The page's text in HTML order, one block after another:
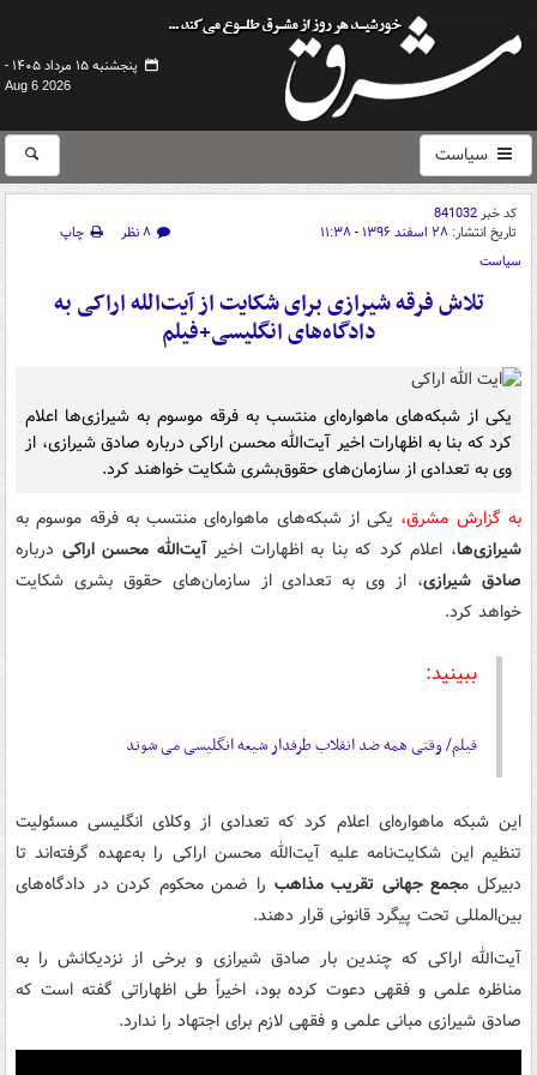
پنجشنبه ۱۵ مرداد ۱۴۰۵ -
Aug 6 2026
سیاست
کد خبر841032
تاریخ انتشار: ۲۸ اسفند ۱۳۹۶ - ۱۱:۳۸ ۸ نظر
چاپ
سیاست
تلاش فرقه شیرازی برای شکایت از آیت‌الله اراکی به
دادگاه‌های انگلیسی+فیلم
یکی از شبکه‌های ماهواره‌ای منتسب به فرقه موسوم به شیرازی‌ها اعلام
کرد که بنا به اظهارات اخیر آیت‌الله محسن اراکی درباره صادق شیرازی، از
وی به تعدادی از سازمان‌های حقوق‌بشری شکایت خواهند کرد.
به گزارش مشرق، یکی از شبکه‌های ماهواره‌ای منتسب به فرقه موسوم به
شیرازی‌ها، اعلام کرد که بنا به اظهارات اخیر آیت‌الله محسن اراکی درباره
صادق شیرازی، از وی به تعدادی از سازمان‌های حقوق بشری شکایت
خواهد کرد.
ببینید:
فیلم/ وقتی همه ضد انقلاب طرفدار شیعه انگلیسی می شوند
این شبکه ماهواره‌ای اعلام کرد که تعدادی از وکلای انگلیسی مسئولیت
تنظیم این شکایت‌نامه علیه آیت‌الله محسن اراکی را به‌عهده گرفته‌اند تا
دبیرکل مجمع جهانی تقریب مذاهب را ضمن محکوم کردن در دادگاه‌های
بین‌المللی تحت پیگرد قانونی قرار دهند.
آیت‌الله اراکی که چندین بار صادق شیرازی و برخی از نزدیکانش را به
مناظره علمی و فقهی دعوت کرده بود، اخیراً طی اظهاراتی گفته است که
صادق شیرازی مبانی علمی و فقهی لازم برای اجتهاد را ندارد.